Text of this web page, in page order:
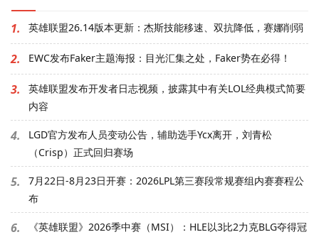
1. 英雄联盟26.14版本更新：杰斯技能移速、双抗降低，赛娜削弱
2. EWC发布Faker主题海报：目光汇集之处，Faker势在必得！
3.
英雄联盟发布开发者日志视频，披露其中有关LOL经典模式简要
内容
4.
LGD官方发布人员变动公告，辅助选手Ycx离开，刘青松
（Crisp）正式回归赛场
5.
7月22日-8月23日开赛：2026LPL第三赛段常规赛组内赛赛程公
布
6.
《英雄联盟》2026季中赛（MSI）：HLE以3比2力克BLG夺得冠